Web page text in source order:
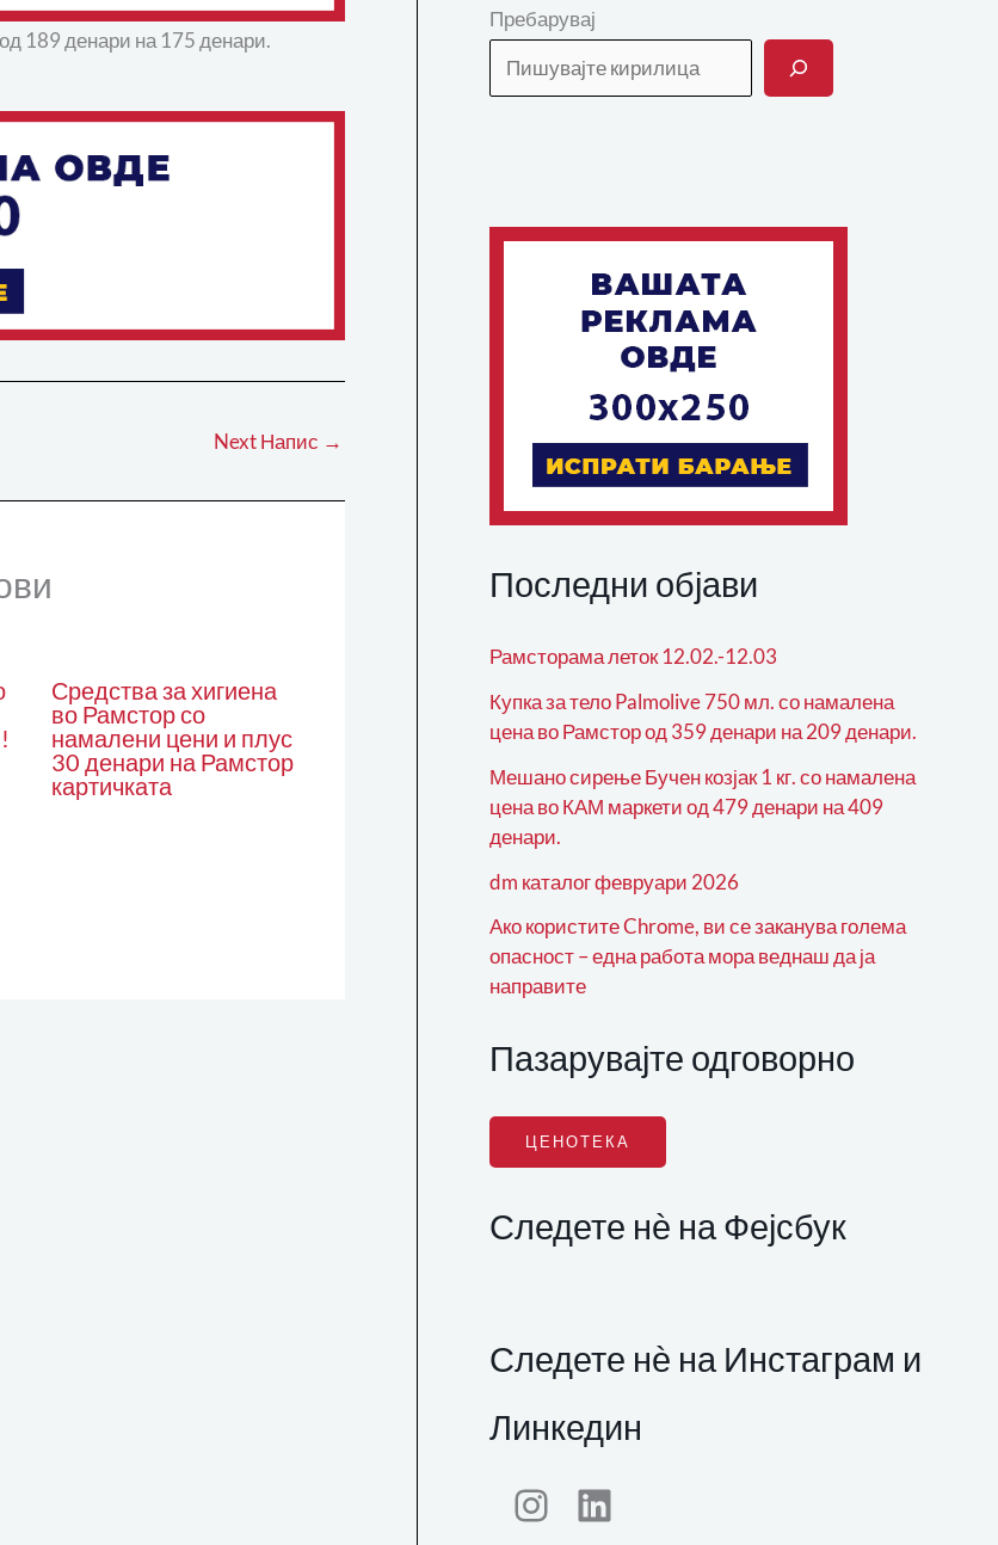
189 денари на 175 денари.
Next Напис →
Средства за хигиена
во Рамстор со
намалени цени и плус
30 денари на Рамстор
картичката
Пребарувај
Последни објави
Рамсторама леток 12.02.-12.03
Купка за тело Palmolive 750 мл. со намалена
цена во Рамстор од 359 денари на 209 денари.
Мешано сирење Бучен козјак 1 кг. со намалена
цена во КАМ маркети од 479 денари на 409
денари.
dm каталог февруари 2026
Ако користите Chrome, ви се заканува голема
опасност – една работа мора веднаш да ја
направите
Пазарувајте одговорно
ЦЕНОТЕКА
Следете нѐ на Фејсбук
Следете нѐ на Инстаграм и
Линкедин